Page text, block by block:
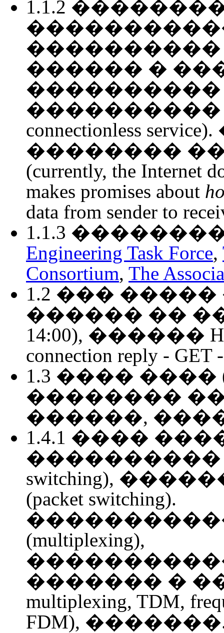
1.1.2
����������
������ �
����������
����������
connectionless
��������
(currently, the Internet
makes promises about
data from sender to
1.1.3
Engineering Task Force,
Consortium, The
1.2 ���
������ ��
14:00), ������
connection reply -
1.3 ���� ����
��������
������,
1.4.1 ���� ����
����������
switching),
(packet switching).
(multiplexing),
������� �
multiplexing, TDM,
FDM),